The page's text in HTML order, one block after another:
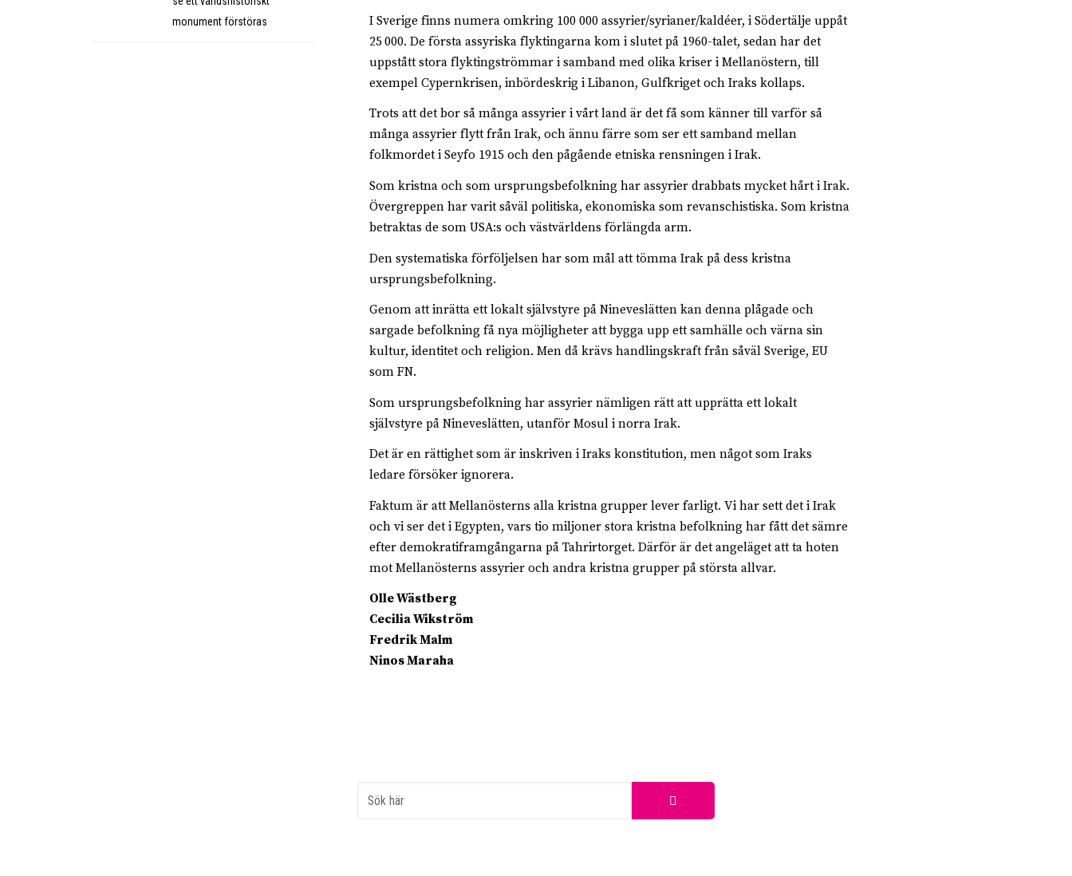
monument förstöras
I Sverige finns numera omkring 100 000 assyrier/syrianer/kaldéer, i Södertälje uppåt
25 000. De första assyriska flyktingarna kom i slutet på 1960-­talet, sedan har det
uppstått stora flyktingströmmar i samband med olika kriser i Mellanöstern, till
exempel ­Cypernkrisen, inbördeskrig i Libanon, Gulfkriget och Iraks kollaps.
Trots att det bor så många assyrier i vårt land är det få som känner till varför så
många assyrier flytt från Irak, och ännu färre som ser ett samband mellan
folkmordet i Seyfo 1915 och den pågående etniska rensningen i Irak.
Som kristna och som ursprungsbefolkning har assyrier drabbats mycket hårt i Irak.
Övergreppen har varit ­såväl ­politiska, ekonomiska som ­revanschistiska. Som kristna
betraktas de som USA:s och västvärldens förlängda arm.
Den systematiska förföljelsen har som mål att tömma Irak på dess kristna
ursprungsbefolkning.
Genom att inrätta ett ­lokalt självstyre på Nineveslätten kan denna plågade och
sargade ­befolkning få nya möjligheter att bygga upp ett samhälle och ­värna sin
kultur, identitet och religion. Men då krävs handlingskraft från såväl Sverige, EU
som FN.
Som ursprungsbefolkning har assyrier nämligen rätt att ­upprätta ett lokalt
självstyre på ­Nineveslätten, utanför Mosul i norra Irak.
Det är en rättighet som är inskriven i Iraks konstitution, men något som Iraks
ledare försöker ignorera.
Faktum är att Mellanösterns ­alla kristna grupper lever farligt. Vi har sett det i Irak
och vi ser det i Egypten, vars tio miljoner ­stora kristna befolkning har fått det sämre
efter demokratiframgångarna på Tahrirtorget. Därför är det angeläget att ta hoten
mot Mellanösterns assyrier och andra ­kristna grupper på största allvar.
Olle Wästberg
Cecilia Wikström
Fredrik Malm
Ninos Maraha